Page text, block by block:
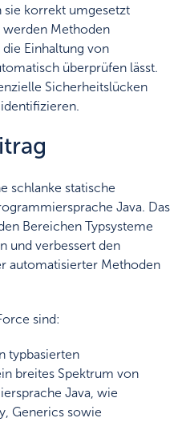
korrekt umgesetzt
Methoden
Einhaltung von
überprüfen lässt.
Sicherheitslücken
schlanke statische
Java. Das
Bereichen Typsysteme
und verbessert den
automatisierter Methoden
sind:
typbasierten
breites Spektrum von
Java, wie
Generics sowie